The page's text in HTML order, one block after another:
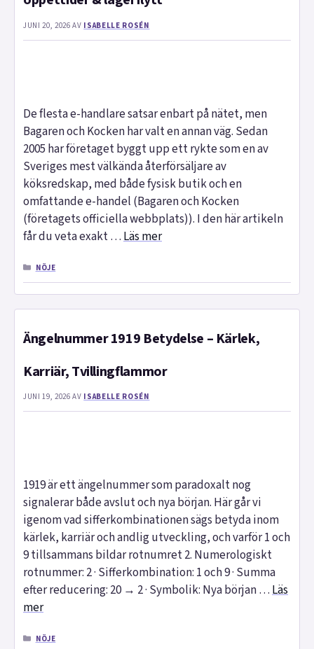
JUNI 20, 2026 AV ISABELLE ROSÉN
De flesta e-handlare satsar enbart på nätet, men
Bagaren och Kocken har valt en annan väg. Sedan
2005 har företaget byggt upp ett rykte som en av
Sveriges mest välkända återförsäljare av
köksredskap, med både fysisk butik och en
omfattande e-handel (Bagaren och Kocken
(företagets officiella webbplats)). I den här artikeln
får du veta exakt … Läs mer
KATEGORIER
NÖJE
Ängelnummer 1919 Betydelse – Kärlek,
Karriär, Tvillingflammor
JUNI 19, 2026 AV ISABELLE ROSÉN
1919 är ett ängelnummer som paradoxalt nog
signalerar både avslut och nya början. Här går vi
igenom vad sifferkombinationen sägs betyda inom
kärlek, karriär och andlig utveckling, och varför 1 och
9 tillsammans bildar rotnumret 2. Numerologiskt
rotnummer: 2 · Sifferkombination: 1 och 9 · Summa
efter reducering: 20 → 2 · Symbolik: Nya början …Läs
mer
KATEGORIER
NÖJE